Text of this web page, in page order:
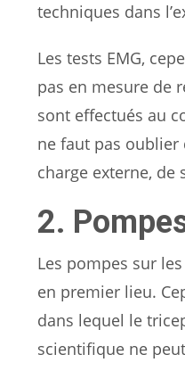
techniques dans
Les tests EMG,
pas en mesure de
sont effectués au
ne faut pas oublier
charge externe, de
2.
Les pompes sur
en premier lieu.
dans lequel le
scientifique ne